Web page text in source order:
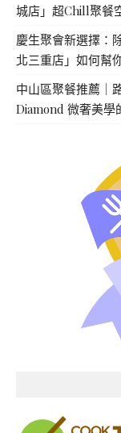
城店」超Chill聚餐
慶生聚會新選擇：
北三重店」如何幫
中山區聚餐推薦｜
Diamond 微奢美學